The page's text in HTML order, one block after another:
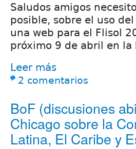
Saludos amigos
posible, sobre el uso
una web para el Flisol
próximo 9 de abril en la
Leer más
2 comentarios
BoF (discusiones
Chicago sobre la
Latina, El Caribe y